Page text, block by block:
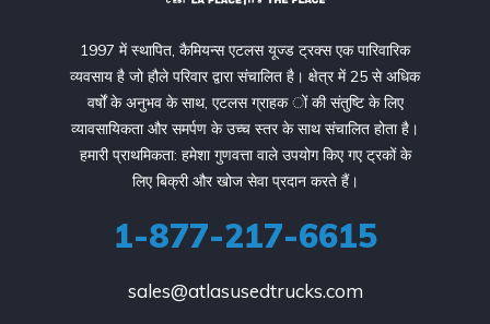
1997 में स्थापित, कैमियन्स एटलस यूज्ड ट्रक्स एक पारिवारिक
व्यवसाय है जो हौले परिवार द्वारा संचालित है। क्षेत्र में 25 से अधिक
वर्षों के अनुभव के साथ, एटलस ग्राहक ों की संतुष्टि के लिए
व्यावसायिकता और समर्पण के उच्च स्तर के साथ संचालित होता है।
हमारी प्राथमिकता: हमेशा गुणवत्ता वाले उपयोग किए गए ट्रकों के
लिए बिक्री और खोज सेवा प्रदान करते हैं।
1-877-217-6615
sales@atlasusedtrucks.com